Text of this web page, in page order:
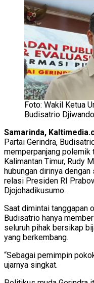
Foto: Wakil Ketua
Budisatrio
Samarinda,
Partai Gerindra,
memperpanjang polemik
Kalimantan Timur, Rudy
hubungan dirinya dengan
relasi Presiden RI
Djojohadikusumo.
Saat dimintai tanggapan
Budisatrio hanya
seluruh pihak bersikap
yang berkembang.
“Sebagai pemimpin
ujarnya singkat.